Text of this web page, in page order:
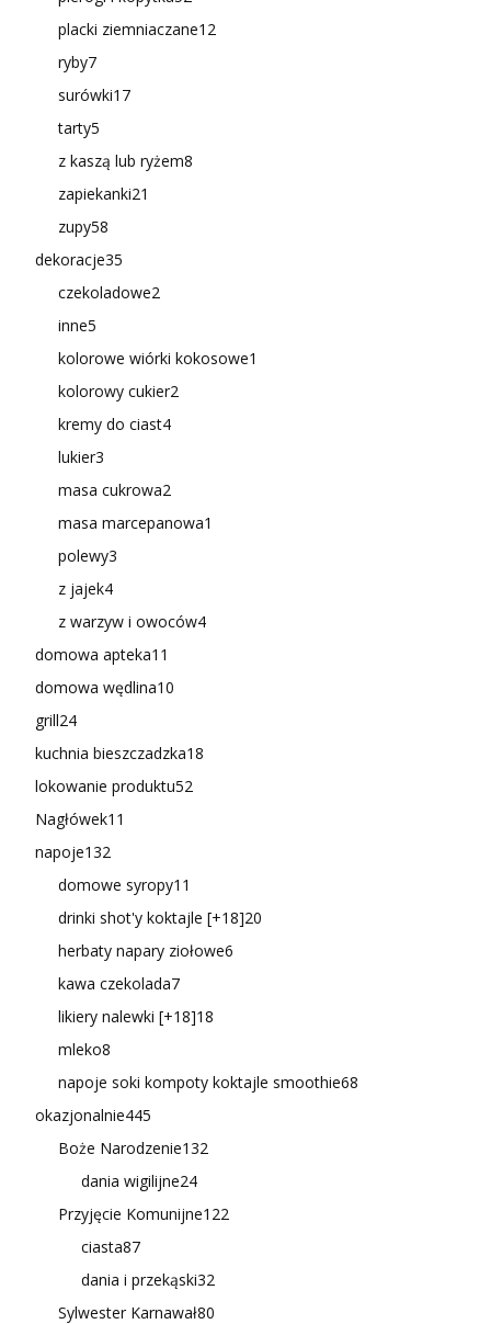
placki ziemniaczane12
ryby7
surówki17
tarty5
z kaszą lub ryżem8
zapiekanki21
zupy58
dekoracje35
czekoladowe2
inne5
kolorowe wiórki kokosowe1
kolorowy cukier2
kremy do ciast4
lukier3
masa cukrowa2
masa marcepanowa1
polewy3
z jajek4
z warzyw i owoców4
domowa apteka11
domowa wędlina10
grill24
kuchnia bieszczadzka18
lokowanie produktu52
Nagłówek11
napoje132
domowe syropy11
drinki shot'y koktajle [+18]20
herbaty napary ziołowe6
kawa czekolada7
likiery nalewki [+18]18
mleko8
napoje soki kompoty koktajle smoothie68
okazjonalnie445
Boże Narodzenie132
dania wigilijne24
Przyjęcie Komunijne122
ciasta87
dania i przekąski32
Sylwester Karnawał80